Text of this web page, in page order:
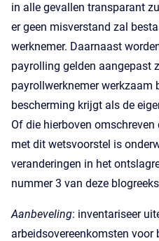
in alle gevallen transparant
er geen misverstand zal
werknemer. Daarnaast
payrolling gelden aangepast
payrollwerknemer werkzaam
bescherming krijgt als de
Of die hierboven
met dit wetsvoorstel is
veranderingen in het
nummer 3 van deze
Aanbeveling: inventariseer
arbeidsovereenkomsten